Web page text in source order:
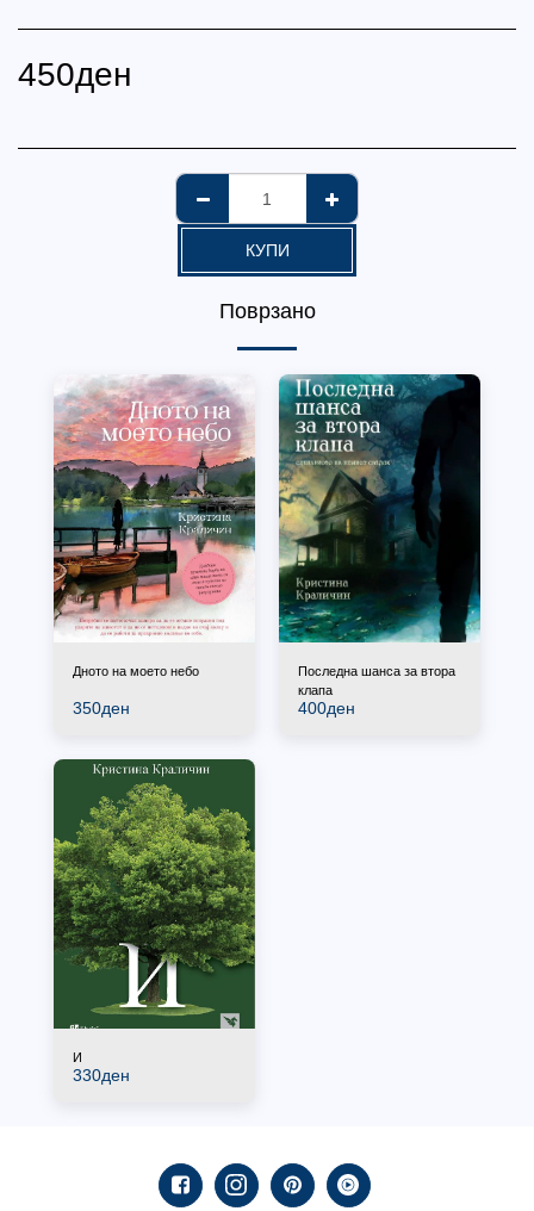
450ден
КУПИ
Поврзано
Дното на моето небо
350ден
Последна шанса за втора
клапа
400ден
И
330ден